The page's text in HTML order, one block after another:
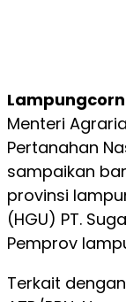
Menteri
Pertanahan
sampaikan
provinsi
(HGU) PT.
Pemprov
Terkait